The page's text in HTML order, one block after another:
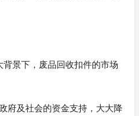
景下，废品回收扣件的市场
府及社会的资金支持，大大降